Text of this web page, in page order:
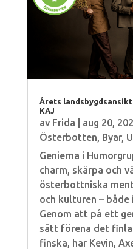
Årets
KAJ
av Frida aug 20,
Österbotten, Byar,
Genierna i
charm, skärpa och
österbottniska
och kulturen –
Genom att på ett
sätt förena det
finska, har Kevin,